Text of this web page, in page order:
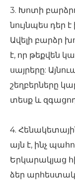
3. Խոտի
նույնպես դեր
Ավելի բարձր
է, որ թեքվեն
սայրերը:
շեղբերները
տեսք և
4.
այն է, ինչ
Երկարակյաց
ձեր